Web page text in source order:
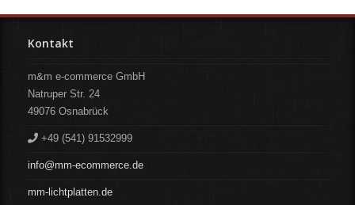
Kontakt
m&m e-commerce GmbH
Natruper Str. 24
49076 Osnabrück
+49 (541) 91532999
info@mm-ecommerce.de
mm-lichtplatten.de